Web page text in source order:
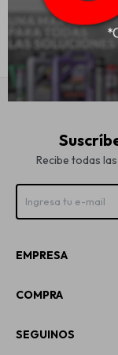
Recibe todas
EMPRESA
COMPRA
SEGUINOS